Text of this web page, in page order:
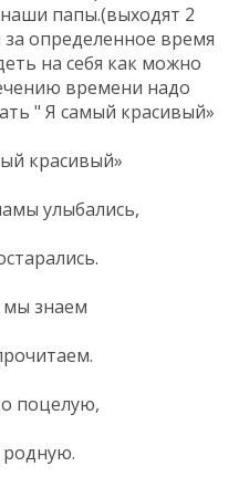
папы.(выходят 2
определенное время
на себя как можно
времени надо
" Я самый красивый»
красивый»
улыбались,
мы знаем
поцелую,